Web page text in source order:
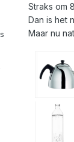
Straks om
Dan is het
Maar nu